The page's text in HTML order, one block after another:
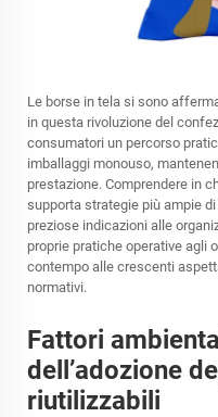
Le borse in tela si sono
in questa rivoluzione del
consumatori un percorso
imballaggi monouso,
prestazione. Comprendere in
supporta strategie più ampie
preziose indicazioni alle
proprie pratiche operative agli
contempo alle crescenti
normativi.
Fattori
dell’adozione
riutilizzabili